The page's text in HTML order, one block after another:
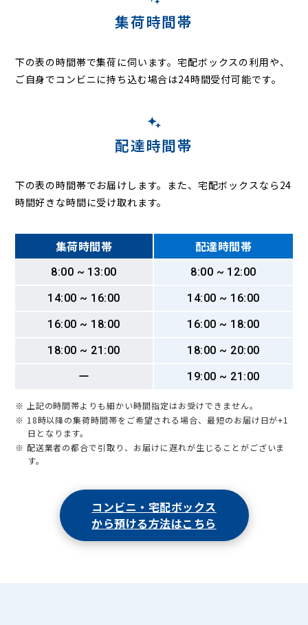
集荷時間帯
下の表の時間帯で集荷に伺います。宅配ボックスの利用や、
ご自身でコンビニに持ち込む場合は24時間受付可能です。
配達時間帯
下の表の時間帯でお届けします。また、宅配ボックスなら24
時間好きな時間に受け取れます。
集荷時間帯 配達時間帯
8:00 ~ 13:00
8:00 ~ 12:00
14:00 ~ 16:00
14:00 ~ 16:00
16:00 ~ 18:00
16:00 ~ 18:00
18:00 ~ 21:00
18:00 ~ 20:00
ー
19:00 ~ 21:00
※ 上記の時間帯よりも細かい時間指定はお受けできません。
※ 18時以降の集荷時間帯をご希望される場合、最短のお届け日が+1
日となります。
※ 配送業者の都合で引取り、お届けに遅れが生じることがございま
す。
コンビニ・宅配ボックス
から預ける方法はこちら